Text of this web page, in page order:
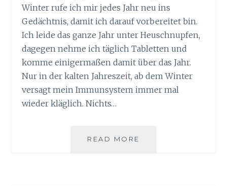
Winter rufe ich mir jedes Jahr neu ins
Gedächtnis, damit ich darauf vorbereitet bin.
Ich leide das ganze Jahr unter Heuschnupfen,
dagegen nehme ich täglich Tabletten und
komme einigermaßen damit über das Jahr.
Nur in der kalten Jahreszeit, ab dem Winter
versagt mein Immunsystem immer mal
wieder kläglich. Nichts…
READ MORE